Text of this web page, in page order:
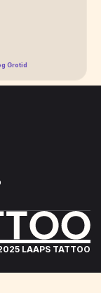
Grotid
LAAPS TATTOO